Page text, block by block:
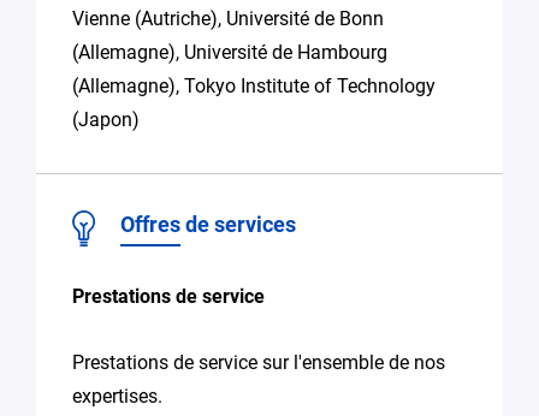
Vienne (Autriche), Université de Bonn
(Allemagne), Université de Hambourg
(Allemagne), Tokyo Institute of Technology
(Japon)
Offres de services
Prestations de service
Prestations de service sur l'ensemble de nos
expertises.